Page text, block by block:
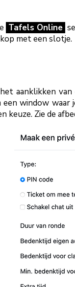
Tafels Online
met een slotje.
aanklikken
een window
keuze. Zie de